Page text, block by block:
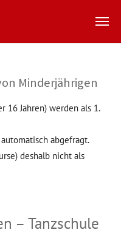
Minderjährigen
16 Jahren) werden als 1.
abgefragt.
deshalb nicht als
– Tanzschule